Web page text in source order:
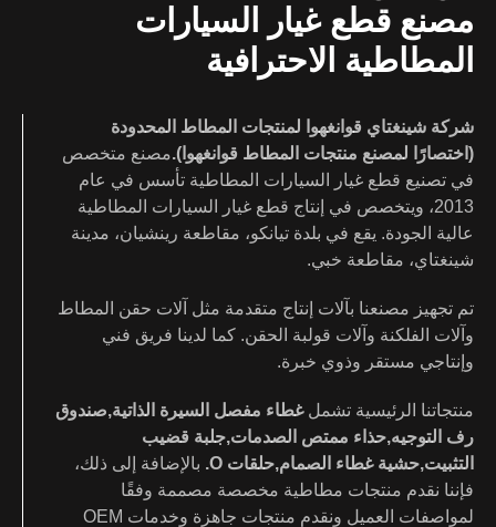
مصنع قطع غيار السيارات
المطاطية الاحترافية
شركة شينغتاي قوانغهوا لمنتجات المطاط المحدودة
(اختصارًا لمصنع منتجات المطاط قوانغهوا).مصنع متخصص
في تصنيع قطع غيار السيارات المطاطية تأسس في عام
2013، ويتخصص في إنتاج قطع غيار السيارات المطاطية
عالية الجودة. يقع في بلدة تيانكو، مقاطعة رينشيان، مدينة
شينغتاي، مقاطعة خبي.
تم تجهيز مصنعنا بآلات إنتاج متقدمة مثل آلات حقن المطاط
وآلات الفلكنة وآلات قولبة الحقن. كما لدينا فريق فني
وإنتاجي مستقر وذوي خبرة.
منتجاتنا الرئيسية تشملغطاء مفصل السيرة الذاتية,صندوق
رف التوجيه,حذاء ممتص الصدمات,جلبة قضيب
التثبيت,حشية غطاء الصمام,حلقات O . بالإضافة إلى ذلك،
فإننا نقدم منتجات مطاطية مخصصة مصممة وفقًا
لمواصفات العميل ونقدم منتجات جاهزة وخدمات OEM